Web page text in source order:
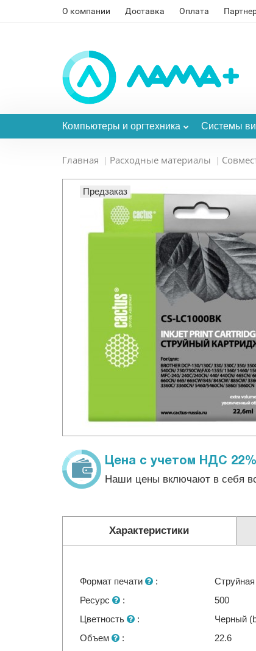
О компании Доставка Оплата
Компьютеры и оргтехника Системы
Главная Расходные материалы
Предзаказ
Цена с учетом НДС 22%
Наши цены включают в себя
Характеристики
Формат печати :
Струйная
Ресурс
:
500
Цветность
:
Черный
Объем
:
22.6